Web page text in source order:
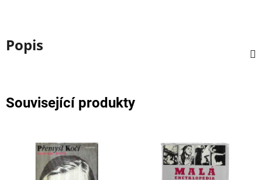
Popis
Související produkty